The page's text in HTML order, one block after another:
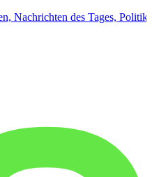
Nachrichten des Tages, Politik